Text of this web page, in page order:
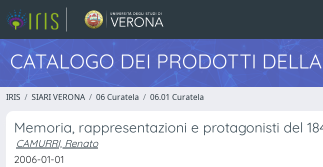
CATALOGO DEI PRODOTTI
IRIS SIARI VERONA 06 Curatela 06.01 Curatela
Memoria, rappresentazioni e protagonisti del
CAMURRI, Renato
2006-01-01